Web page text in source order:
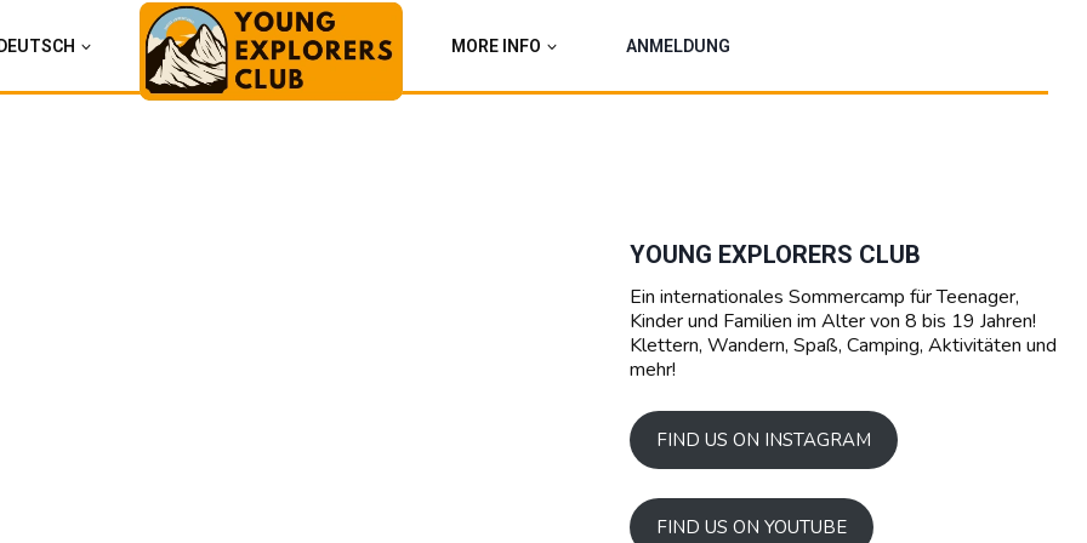
MORE INFO ANMELDUNG
YOUNG EXPLORERS CLUB
Ein internationales Sommercamp für Teenager,
Kinder und Familien im Alter von 8 bis 19 Jahren!
Klettern, Wandern, Spaß, Camping, Aktivitäten und
mehr!
FIND US ON INSTAGRAM
FIND US ON YOUTUBE